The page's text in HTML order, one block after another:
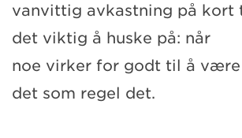
vanvittig avkastning på kort
det viktig å huske på: når
noe virker for godt til å være
det som regel det.